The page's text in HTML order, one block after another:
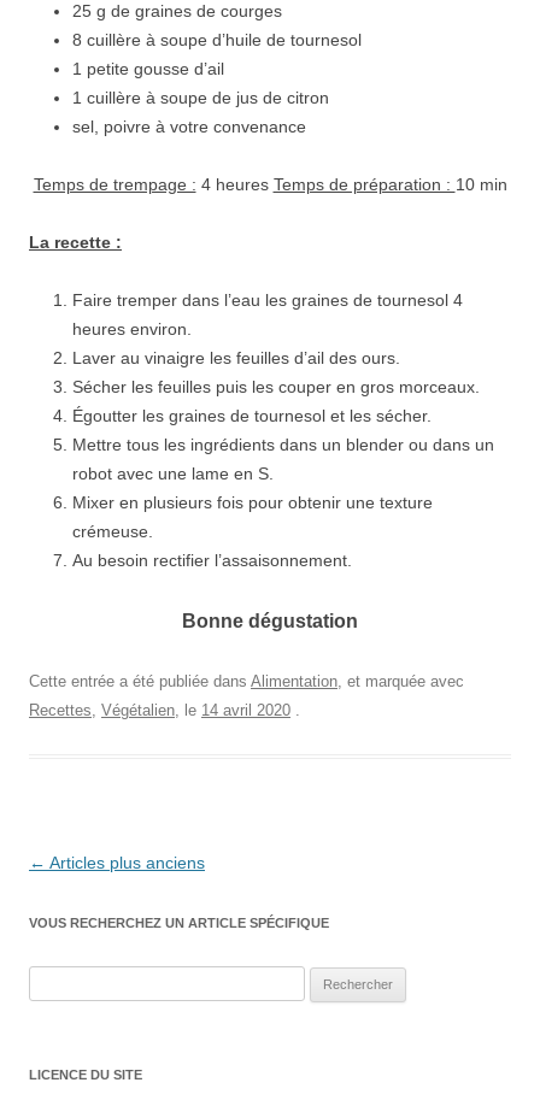
25 g de graines de courges
8 cuillère à soupe d’huile de tournesol
1 petite gousse d’ail
1 cuillère à soupe de jus de citron
sel, poivre à votre convenance
Temps de trempage : 4 heures Temps de préparation : 10 min
La recette :
Faire tremper dans l’eau les graines de tournesol 4
heures environ.
Laver au vinaigre les feuilles d’ail des ours.
Sécher les feuilles puis les couper en gros morceaux.
Égoutter les graines de tournesol et les sécher.
Mettre tous les ingrédients dans un blender ou dans un
robot avec une lame en S.
Mixer en plusieurs fois pour obtenir une texture
crémeuse.
Au besoin rectifier l’assaisonnement.
Bonne dégustation
Cette entrée a été publiée dans Alimentation, et marquée avec
Recettes, Végétalien, le 14 avril 2020 .
Navigation
articles
← Articles plus anciens
VOUS RECHERCHEZ UN ARTICLE SPÉCIFIQUE
LICENCE DU SITE